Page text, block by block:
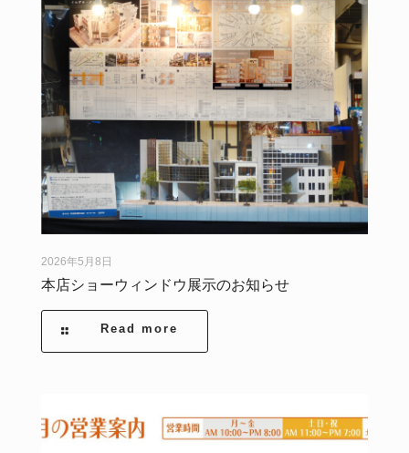
2026年5月8日
本店ショーウィンドウ展示のお知らせ
Read more